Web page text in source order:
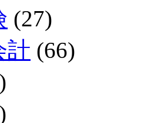
(27)
計 (66)